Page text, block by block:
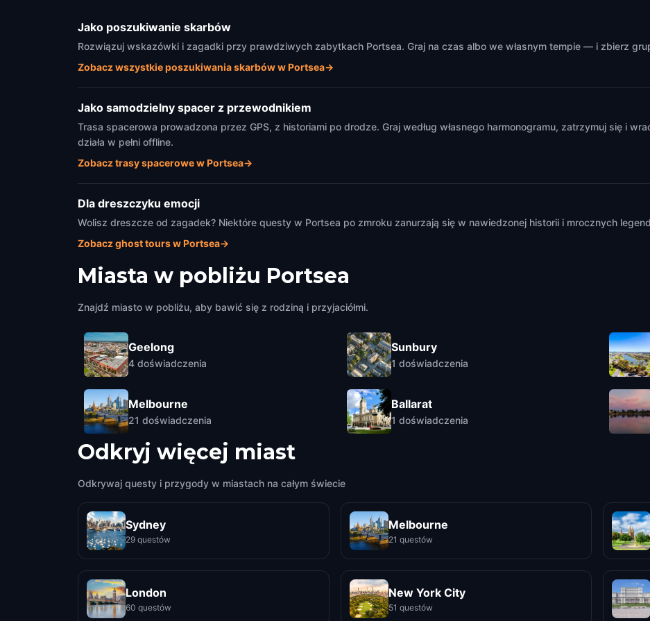
Jako poszukiwanie skarbów
Rozwiązuj wskazówki i zagadki przy prawdziwych zabytkach Portsea. Graj na czas albo we własnym tempie — i zbierz
Zobacz wszystkie poszukiwania skarbów w Portsea→
Jako samodzielny spacer z przewodnikiem
Trasa spacerowa prowadzona przez GPS, z historiami po drodze. Graj według własnego harmonogramu, zatrzymuj się i
działa w pełni offline.
Zobacz trasy spacerowe w Portsea→
Dla dreszczyku emocji
Wolisz dreszcze od zagadek? Niektóre questy w Portsea po zmroku zanurzają się w nawiedzonej historii i mrocznych
Zobacz ghost tours w Portsea→
Miasta w pobliżu Portsea
Znajdź miasto w pobliżu, aby bawić się z rodziną i przyjaciółmi.
Geelong
4 doświadczenia
Melbourne
21 doświadczenia
Sunbury
1 doświadczenia
Ballarat
1 doświadczenia
Odkryj więcej miast
Odkrywaj questy i przygody w miastach na całym świecie
Sydney
29 questów
Melbourne
21 questów
London
60 questów
New York City
51 questów